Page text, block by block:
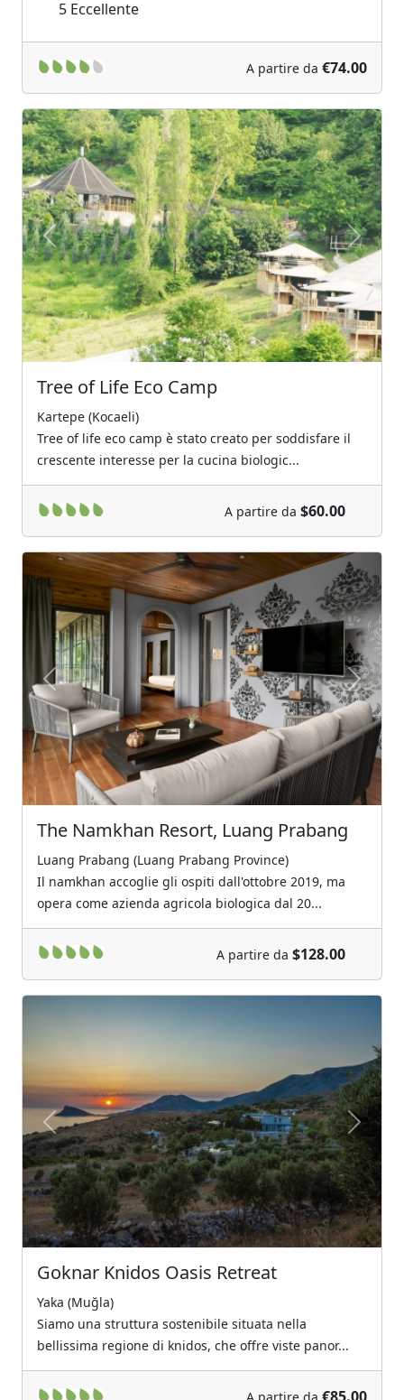
5 Eccellente
A partire da €74.00
Previous Next
Tree of Life Eco Camp
Kartepe (Kocaeli)
Tree of life eco camp è stato creato per soddisfare il
crescente interesse per la cucina biologic...
A partire da $60.00
Previous Next
The Namkhan Resort, Luang Prabang
Luang Prabang (Luang Prabang Province)
Il namkhan accoglie gli ospiti dall'ottobre 2019, ma
opera come azienda agricola biologica dal 20...
A partire da $128.00
Previous Next
Goknar Knidos Oasis Retreat
Yaka (Muğla)
Siamo una struttura sostenibile situata nella
bellissima regione di knidos, che offre viste panor...